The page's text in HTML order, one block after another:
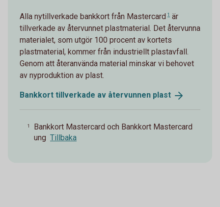
Alla nytillverkade bankkort från Mastercard 1 är
tillverkade av återvunnet plastmaterial. Det återvunna
materialet, som utgör 100 procent av kortets
plastmaterial, kommer från industriellt plastavfall.
Genom att återanvända material minskar vi behovet
av nyproduktion av plast.
Bankkort tillverkade av återvunnen plast
1
Bankkort Mastercard och Bankkort Mastercard
ung Tillbaka